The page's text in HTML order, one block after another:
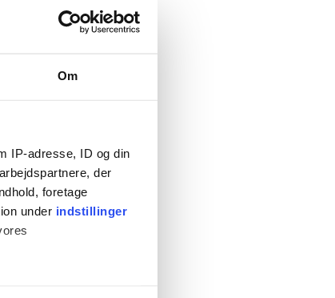
Om
IP-adresse, ID og din
der
foretage
under indstillinger